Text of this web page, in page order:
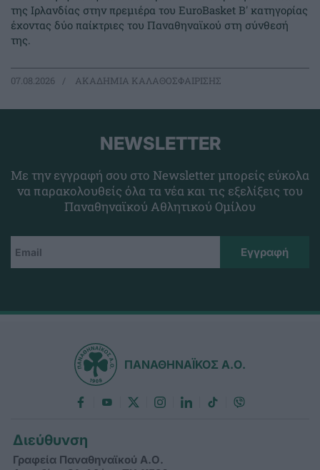
της Ιρλανδίας στην πρεμιέρα του EuroBasket Β' κατηγορίας
έχοντας δύο παίκτριες του Παναθηναϊκού στη σύνθεσή
της.
07.08.2026 ΑΚΑΔΗΜΙΑ ΚΑΛΑΘΟΣΦΑΙΡΙΣΗΣ
NEWSLETTER
Με την εγγραφή σου στο Newsletter μπορείς εύκολα
να παρακολουθείς όλα τα νέα και τις εξελίξεις του
Παναθηναϊκού Αθλητικού Ομίλου
ΠΑΝΑΘΗΝΑΪΚΟΣ Α.Ο.
Διεύθυνση
Γραφεία Παναθηναϊκού Α.Ο.